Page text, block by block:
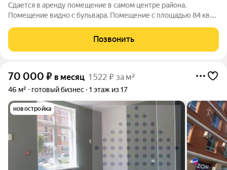
Сдается в аренду помещение в самом центре района.
Помещение видно с бульвара. Помещение с площадью 84 кв.
различных видов деятельности-салон, офис, магазин, детский
центр и т.д. Помещение
Позвонить
70 000 ₽ в месяц 1 522 ₽ за м²
46 м² готовый бизнес 1 этаж из 17
новостройка